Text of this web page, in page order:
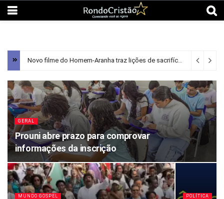
Novo filme do Homem-Aranha traz lições de sacrifício e esperança
GERAL
Prouni abre prazo para comprovar
informações da inscrição
MUNDO GOSPEL POLÍTICA